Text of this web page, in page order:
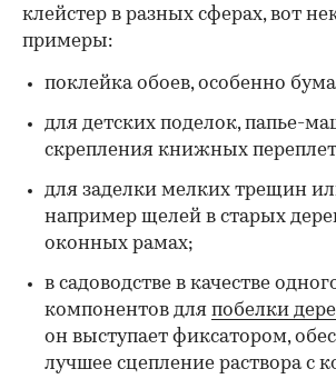
00:00 / 00:00
клейстер в разных сферах, вот
примеры:
поклейка обоев, особенно
для детских поделок, папье-
скрепления книжных
для заделки мелких трещин
например щелей в старых
оконных рамах;
в садоводстве в качестве
компонентов для побелки
он выступает фиксатором,
лучшее сцепление раствора с